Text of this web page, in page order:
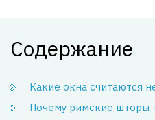
Содержание
Какие окна считаются
Почему римские шторы